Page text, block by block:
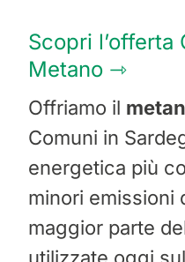
Scopri l’offerta
Metano ⇾
Offriamo il
Comuni in
energetica più
minori emissioni
maggior parte
utilizzate oggi